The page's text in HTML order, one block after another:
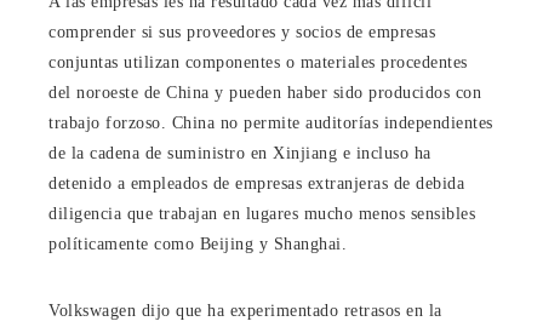
comprender si sus proveedores y socios de empresas
conjuntas utilizan componentes o materiales procedentes
del noroeste de China y pueden haber sido producidos con
trabajo forzoso. China no permite auditorías independientes
de la cadena de suministro en Xinjiang e incluso ha
detenido a empleados de empresas extranjeras de debida
diligencia que trabajan en lugares mucho menos sensibles
políticamente como Beijing y Shanghai.
Volkswagen dijo que ha experimentado retrasos en la